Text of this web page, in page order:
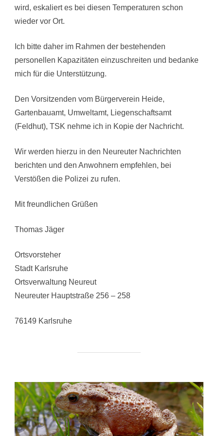
wird, eskaliert es bei diesen Temperaturen schon
wieder vor Ort.
Ich bitte daher im Rahmen der bestehenden
personellen Kapazitäten einzuschreiten und bedanke
mich für die Unterstützung.
Den Vorsitzenden vom Bürgerverein Heide,
Gartenbauamt, Umweltamt, Liegenschaftsamt
(Feldhut), TSK nehme ich in Kopie der Nachricht.
Wir werden hierzu in den Neureuter Nachrichten
berichten und den Anwohnern empfehlen, bei
Verstößen die Polizei zu rufen.
Mit freundlichen Grüßen
Thomas Jäger
Ortsvorsteher
Stadt Karlsruhe
Ortsverwaltung Neureut
Neureuter Hauptstraße 256 – 258
76149 Karlsruhe